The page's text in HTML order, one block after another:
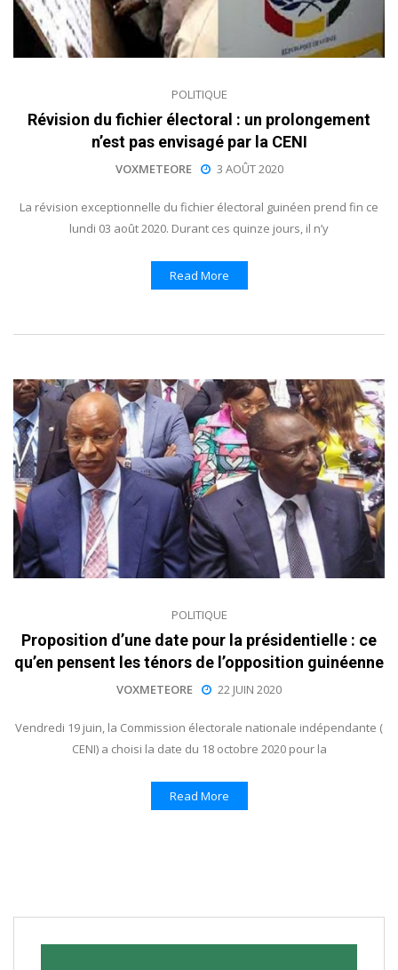
POLITIQUE
Révision du fichier électoral : un prolongement
n’est pas envisagé par la CENI
VOXMETEORE 3 AOÛT 2020
La révision exceptionnelle du fichier électoral guinéen prend fin ce
lundi 03 août 2020. Durant ces quinze jours, il n’y
Read More
POLITIQUE
Proposition d’une date pour la présidentielle : ce
qu’en pensent les ténors de l’opposition guinéenne
VOXMETEORE 22 JUIN 2020
Vendredi 19 juin, la Commission électorale nationale indépendante (
CENI) a choisi la date du 18 octobre 2020 pour la
Read More